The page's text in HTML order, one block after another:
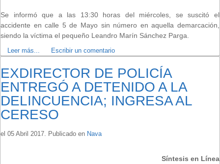
Se informó que a las 13:30 horas del miércoles, se suscitó el
accidente en calle 5 de Mayo sin número en aquella demarcación,
siendo la víctima el pequeño Leandro Marín Sánchez Parga.
Leer más... Escribir un comentario
EXDIRECTOR DE POLICÍA
ENTREGÓ A DETENIDO A LA
DELINCUENCIA; INGRESA AL
CERESO
el 05 Abril 2017. Publicado en Nava
Síntesis en Línea